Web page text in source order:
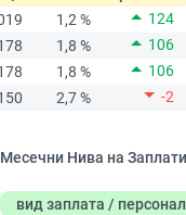
1,2 %
124
1,8 %
106
1,8 %
106
2,7 % -2
Месечни Нива на
вид заплата / персонал